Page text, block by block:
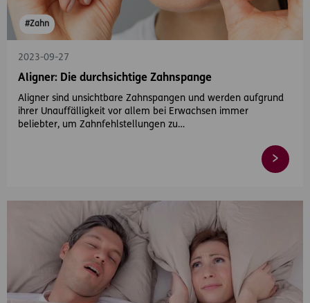
#Zahn
2023-09-27
Aligner: Die durchsichtige Zahnspange
Aligner sind unsichtbare Zahnspangen und werden aufgrund
ihrer Unauffälligkeit vor allem bei Erwachsen immer
beliebter, um Zahnfehlstellungen zu…